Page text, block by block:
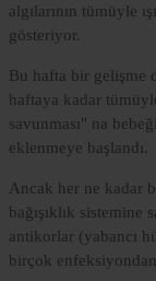
algılarının tümüyle
gösteriyor.
Bu hafta bir gelişme
haftaya kadar
savunması" na
eklenmeye başlandı.
Ancak her ne kadar
bağışıklık
antikorlar (yabancı
birçok